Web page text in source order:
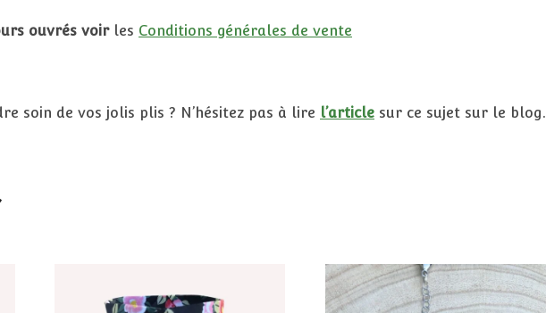
ouvrés voirles Conditions générales de vente
soin de vos jolis plis ? N’hésitez pas à lire l’article sur ce sujet sur le blog.